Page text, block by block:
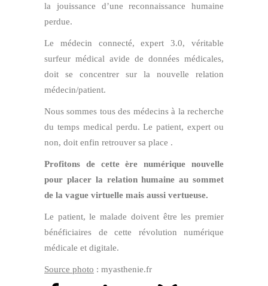
la jouissance d’une reconnaissance humaine
perdue.
Le médecin connecté, expert 3.0, véritable
surfeur médical avide de données médicales,
doit se concentrer sur la nouvelle relation
médecin/patient.
Nous sommes tous des médecins à la recherche
du temps medical perdu. Le patient, expert ou
non, doit enfin retrouver sa place .
Profitons de cette ère numérique nouvelle
pour placer la relation humaine au sommet
de la vague virtuelle mais aussi vertueuse.
Le patient, le malade doivent être les premier
bénéficiaires de cette révolution numérique
médicale et digitale.
Source photo : myasthenie.fr